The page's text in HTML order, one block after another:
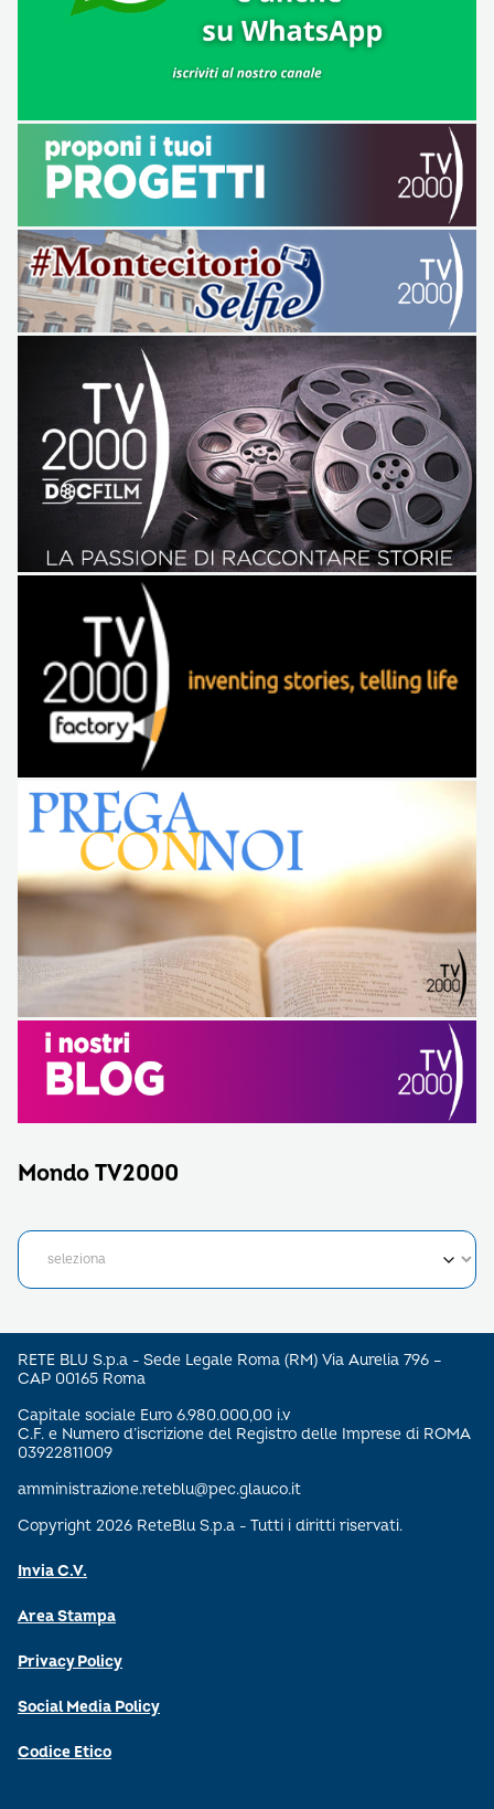
Mondo TV2000
RETE BLU S.p.a - Sede Legale Roma (RM) Via Aurelia 796 –
CAP 00165 Roma
Capitale sociale Euro 6.980.000,00 i.v
C.F. e Numero d’iscrizione del Registro delle Imprese di ROMA
03922811009
amministrazione.reteblu@pec.glauco.it
Copyright 2026 ReteBlu S.p.a - Tutti i diritti riservati.
Invia C.V.
Area Stampa
Privacy Policy
Social Media Policy
Codice Etico